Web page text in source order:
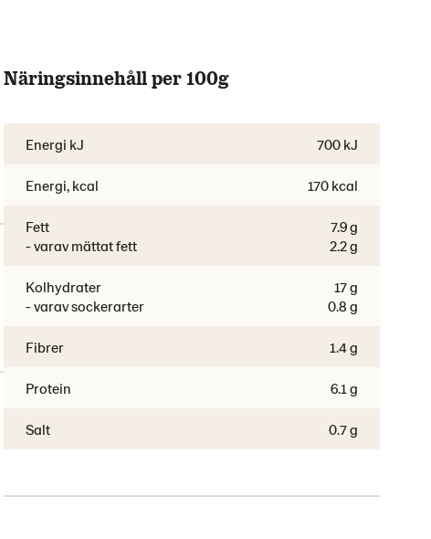
Näringsinnehåll per 100g
Energi kJ 700 kJ
Energi, kcal 170 kcal
Fett
- varav mättat fett
7.9 g
2.2 g
Kolhydrater
- varav sockerarter
17 g
0.8 g
Fibrer 1.4 g
Protein 6.1 g
Salt 0.7 g